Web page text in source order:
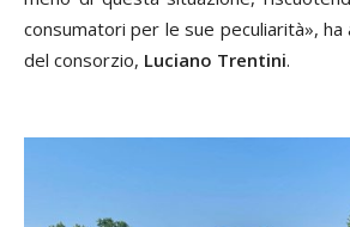
consumatori per le sue peculiarità»,
del consorzio, Luciano Trentini.